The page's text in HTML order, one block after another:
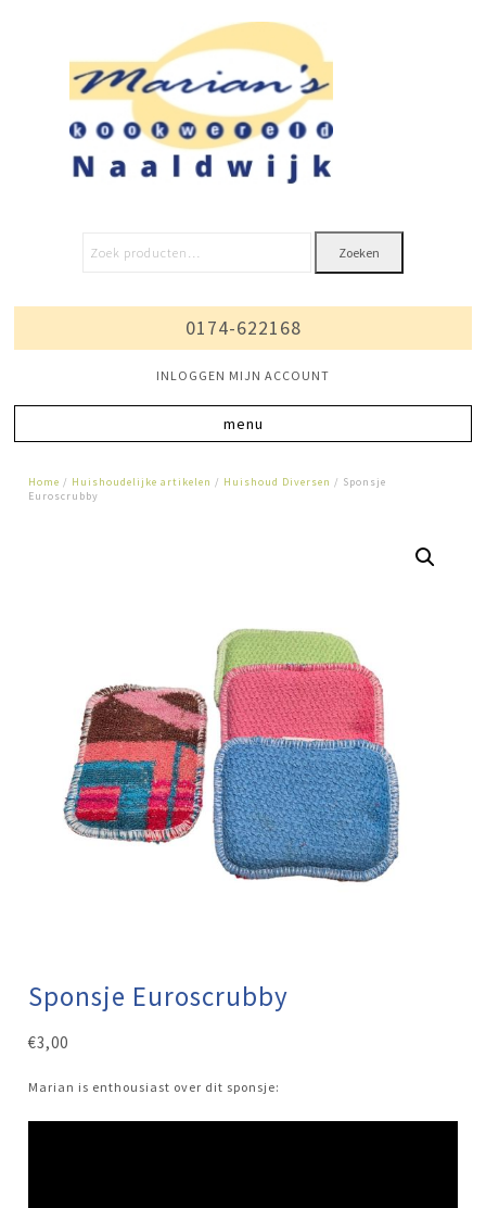
Zoeken
0174-622168
INLOGGEN MIJN ACCOUNT
Home / Huishoudelijke artikelen / Huishoud Diversen / Sponsje
Euroscrubby
Sponsje Euroscrubby
€3,00
Marian is enthousiast over dit sponsje: